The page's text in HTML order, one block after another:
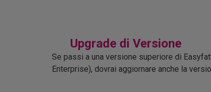
Upgrade di Versione
Se passi a una versione superiore di
Enterprise), dovrai aggiornare anche la